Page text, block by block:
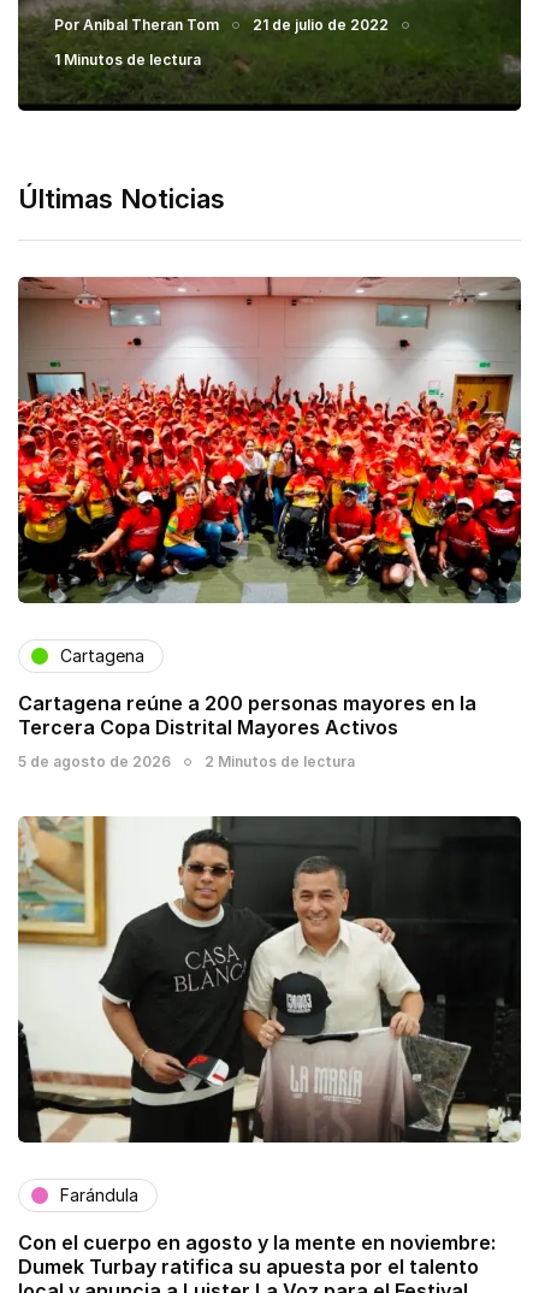
PorAnibal Theran Tom
21 de julio de 2022
1 Minutos de lectura
Últimas Noticias
Cartagena
Cartagena reúne a 200 personas mayores en la
Tercera Copa Distrital Mayores Activos
5 de agosto de 2026 2 Minutos de lectura
Farándula
Con el cuerpo en agosto y la mente en noviembre:
Dumek Turbay ratifica su apuesta por el talento